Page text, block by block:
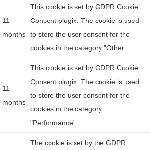
11
months
This cookie is set by GDPR Cookie
Consent plugin. The cookie is used
to store the user consent for the
cookies in the category "Other.
11
months
This cookie is set by GDPR Cookie
Consent plugin. The cookie is used
to store the user consent for the
cookies in the category
"Performance".
The cookie is set by the GDPR